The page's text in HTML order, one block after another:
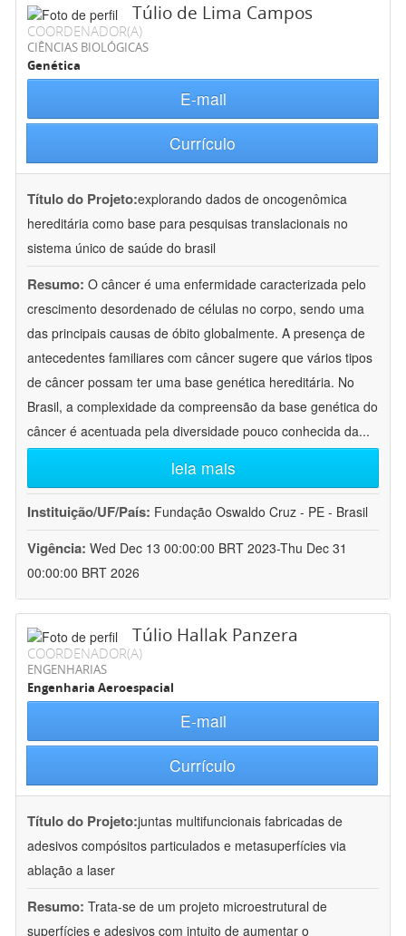
Túlio de Lima Campos
COORDENADOR(A)
CIÊNCIAS BIOLÓGICAS
Genética
E-mail
Currículo
Título do Projeto:explorando dados de oncogenômica
hereditária como base para pesquisas translacionais no
sistema único de saúde do brasil
Resumo: O câncer é uma enfermidade caracterizada pelo
crescimento desordenado de células no corpo, sendo uma
das principais causas de óbito globalmente. A presença de
antecedentes familiares com câncer sugere que vários tipos
de câncer possam ter uma base genética hereditária. No
Brasil, a complexidade da compreensão da base genética do
câncer é acentuada pela diversidade pouco conhecida da...
leia mais
Instituição/UF/País: Fundação Oswaldo Cruz - PE - Brasil
Vigência: Wed Dec 13 00:00:00 BRT 2023-Thu Dec 31
00:00:00 BRT 2026
Túlio Hallak Panzera
COORDENADOR(A)
ENGENHARIAS
Engenharia Aeroespacial
E-mail
Currículo
Título do Projeto:juntas multifuncionais fabricadas de
adesivos compósitos particulados e metasuperfícies via
ablação a laser
Resumo: Trata-se de um projeto microestrutural de
superfícies e adesivos com intuito de aumentar o